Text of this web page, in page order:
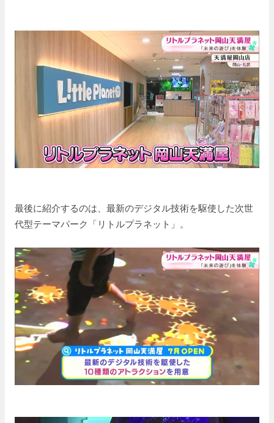
最後に紹介するのは、最新のデジタル技術を駆使した次世
代型テーマパーク「リトルプラネット」。